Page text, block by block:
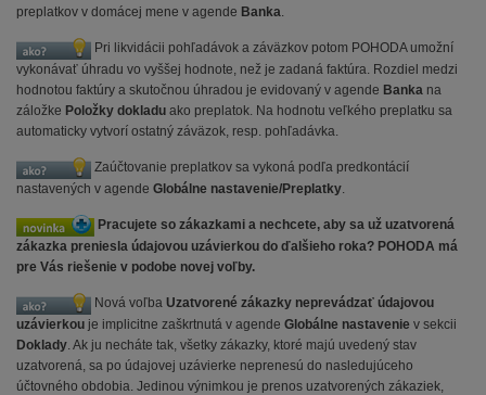
preplatkov v domácej mene v agende Banka.
Pri likvidácii pohľadávok a záväzkov potom POHODA umožní
vykonávať úhradu vo vyššej hodnote, než je zadaná faktúra. Rozdiel medzi
hodnotou faktúry a skutočnou úhradou je evidovaný v agende Banka na
záložke Položky dokladu ako preplatok. Na hodnotu veľkého preplatku sa
automaticky vytvorí ostatný záväzok, resp. pohľadávka.
Zaúčtovanie preplatkov sa vykoná podľa predkontácií
nastavených v agende Globálne nastavenie/Preplatky.
Pracujete so zákazkami a nechcete, aby sa už uzatvorená
zákazka preniesla údajovou uzávierkou do ďalšieho roka? POHODA má
pre Vás riešenie v podobe novej voľby.
Nová voľba Uzatvorené zákazky neprevádzať údajovou
uzávierkou je implicitne zaškrtnutá v agende Globálne nastavenie v sekcii
Doklady. Ak ju necháte tak, všetky zákazky, ktoré majú uvedený stav
uzatvorená, sa po údajovej uzávierke neprenesú do nasledujúceho
účtovného obdobia. Jedinou výnimkou je prenos uzatvorených zákaziek,